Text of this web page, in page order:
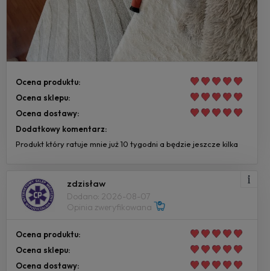
Ocena produktu:
Ocena sklepu:
Ocena dostawy:
Dodatkowy komentarz:
Produkt który ratuje mnie już 10 tygodni a będzie jeszcze kilka
zdzisław
Dodano: 2026-08-07
Opinia zweryfikowana
Ocena produktu:
Ocena sklepu:
Ocena dostawy: